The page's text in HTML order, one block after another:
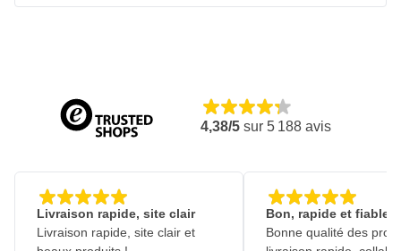
4,38/5 sur 5 188 avis
Livraison rapide, site clair
Livraison rapide, site clair et
Bon, rapide et fiable
Bonne qualité des